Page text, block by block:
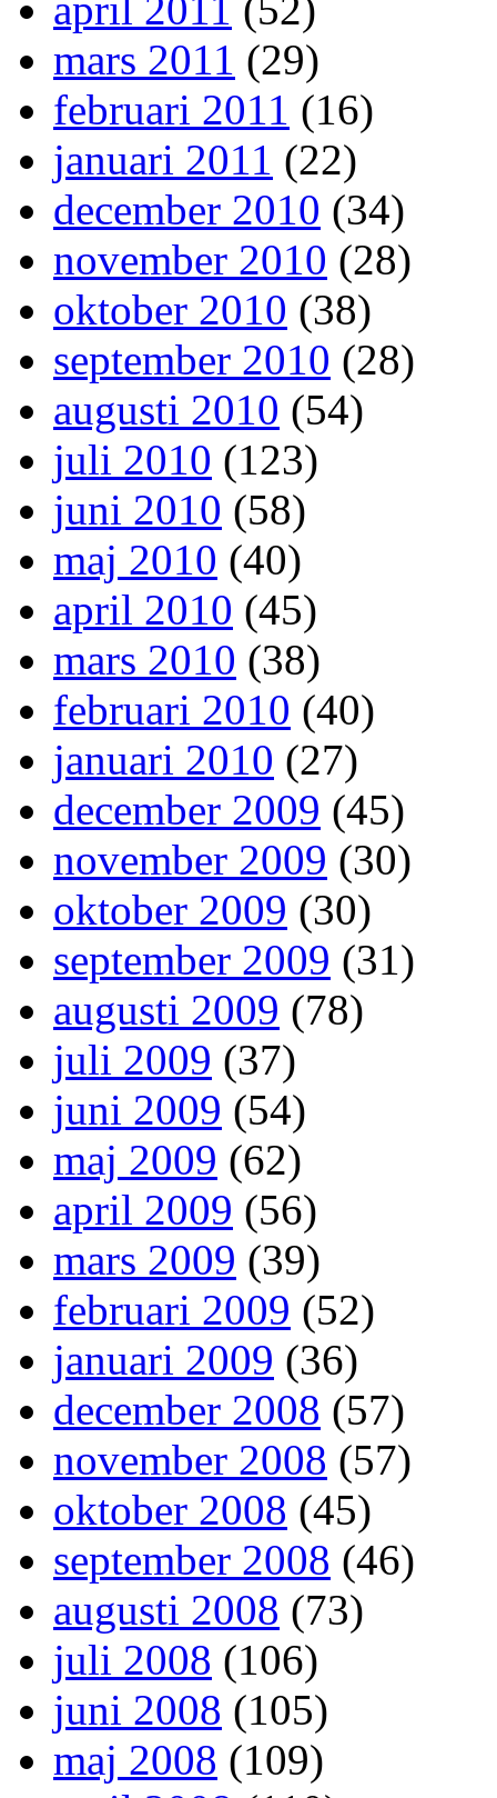
mars 2011 (29)
februari 2011 (16)
januari 2011 (22)
december 2010 (34)
november 2010 (28)
oktober 2010 (38)
september 2010 (28)
augusti 2010 (54)
juli 2010 (123)
juni 2010 (58)
maj 2010 (40)
april 2010 (45)
mars 2010 (38)
februari 2010 (40)
januari 2010 (27)
december 2009 (45)
november 2009 (30)
oktober 2009 (30)
september 2009 (31)
augusti 2009 (78)
juli 2009 (37)
juni 2009 (54)
maj 2009 (62)
april 2009 (56)
mars 2009 (39)
februari 2009 (52)
januari 2009 (36)
december 2008 (57)
november 2008 (57)
oktober 2008 (45)
september 2008 (46)
augusti 2008 (73)
juli 2008 (106)
juni 2008 (105)
maj 2008 (109)